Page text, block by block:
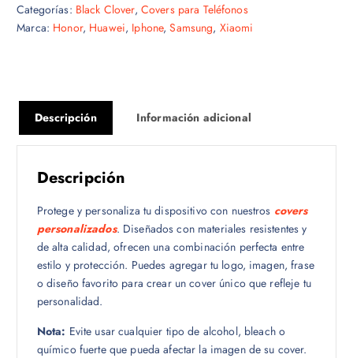
Categorías: Black Clover, Covers para Teléfonos
Marca: Honor, Huawei, Iphone,Samsung, Xiaomi
Descripción Información adicional
Descripción
Protege y personaliza tu dispositivo con nuestros covers
personalizados. Diseñados con materiales resistentes y
de alta calidad, ofrecen una combinación perfecta entre
estilo y protección. Puedes agregar tu logo, imagen, frase
o diseño favorito para crear un cover único que refleje tu
personalidad.
Nota: Evite usar cualquier tipo de alcohol, bleach o
químico fuerte que pueda afectar la imagen de su cover.